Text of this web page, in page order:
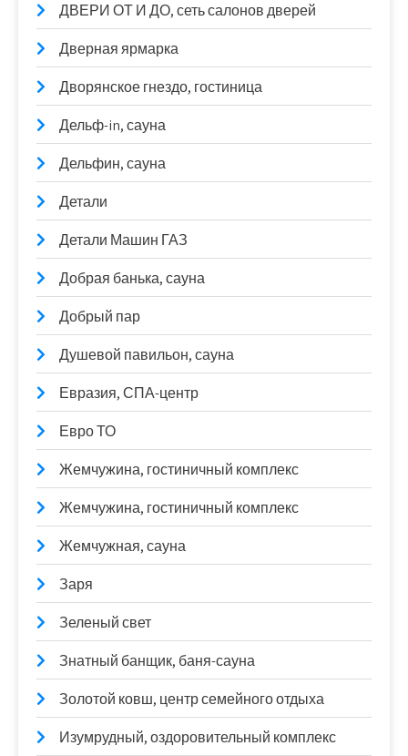
ДВЕРИ ОТ И ДО, сеть салонов дверей
Дверная ярмарка
Дворянское гнездо, гостиница
Дельф-in, сауна
Дельфин, сауна
Детали
Детали Машин ГАЗ
Добрая банька, сауна
Добрый пар
Душевой павильон, сауна
Евразия, СПА-центр
Евро ТО
Жемчужина, гостиничный комплекс
Жемчужина, гостиничный комплекс
Жемчужная, сауна
Заря
Зеленый свет
Знатный банщик, баня-сауна
Золотой ковш, центр семейного отдыха
Изумрудный, оздоровительный комплекс